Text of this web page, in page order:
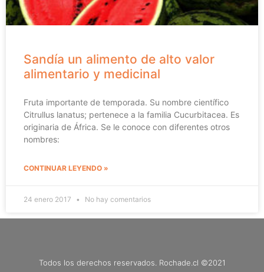
Sandía un alimento de alto valor
alimentario y medicinal
Fruta importante de temporada. Su nombre científico
Citrullus lanatus; pertenece a la familia Cucurbitacea. Es
originaria de África. Se le conoce con diferentes otros
nombres:
CONTINUAR LEYENDO »
24 enero 2017 No hay comentarios
Todos los derechos reservados. Rochade.cl ©2021